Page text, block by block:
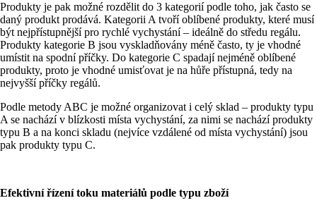
Produkty je pak možné rozdělit do 3 kategorií podle toho, jak často se
daný produkt prodává. Kategorii A tvoří oblíbené produkty, které musí
být nejpřístupnější pro rychlé vychystání – ideálně do středu regálu.
Produkty kategorie B jsou vyskladňovány méně často, ty je vhodné
umístit na spodní příčky. Do kategorie C spadají nejméně oblíbené
produkty, proto je vhodné umisťovat je na hůře přístupná, tedy na
nejvyšší příčky regálů.
Podle metody ABC je možné organizovat i celý sklad – produkty typu
A se nachází v blízkosti místa vychystání, za nimi se nachází produkty
typu B a na konci skladu (nejvíce vzdálené od místa vychystání) jsou
pak produkty typu C.
Efektivní řízení toku materiálů podle typu zboží